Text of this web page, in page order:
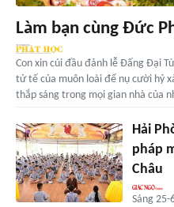
Làm bạn cùng Đức
Con xin cúi đầu đảnh lễ Đấng Đại
tử tế của muôn loài để nụ cười hỷ
thắp sáng trong mọi gian nhà của
Hải
pháp
Châu
Sáng